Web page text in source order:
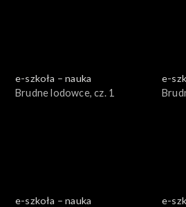
e-szkoła – nauka
Brudne lodowce, cz. 1
e-
e-szkoła – nauka
e-